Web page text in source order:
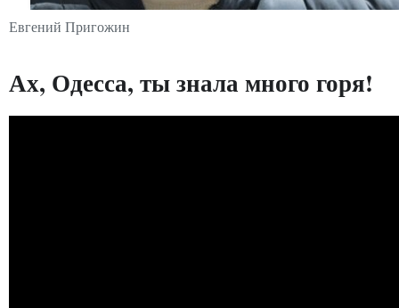
Евгений Пригожин
Ах, Одесса, ты знала много горя!